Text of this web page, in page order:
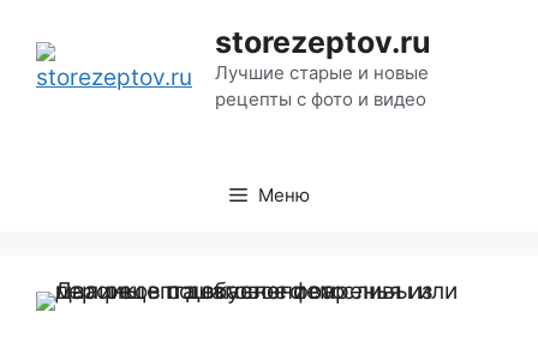
содержимому
storezeptov.ru
Лучшие старые и новые
рецепты с фото и видео
Меню